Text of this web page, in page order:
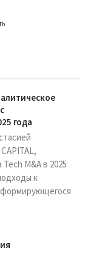
года
M&A в 2025
к